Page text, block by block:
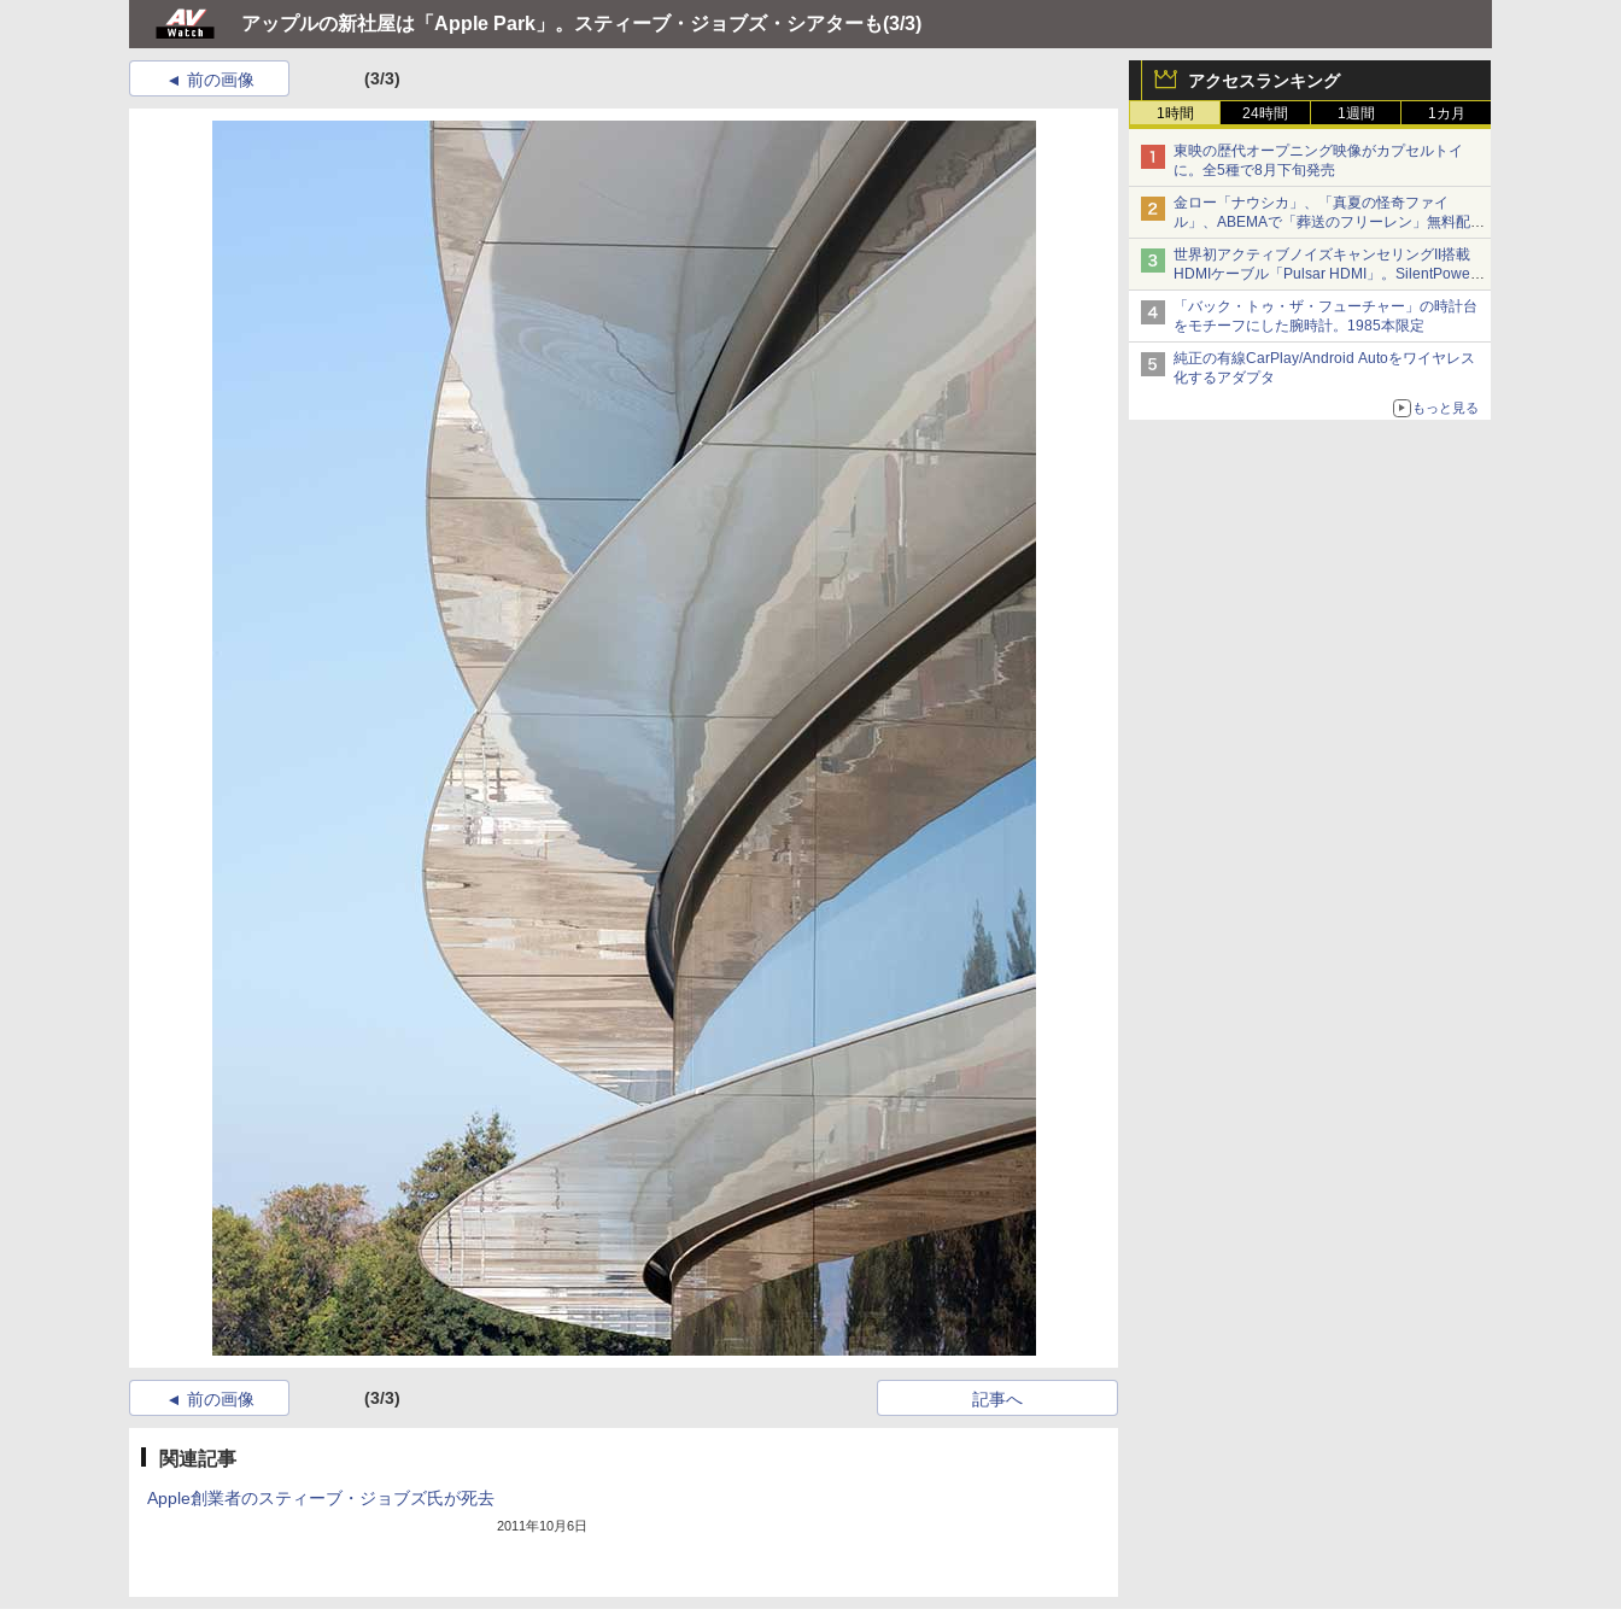
アップルの新社屋は「Apple Park」。スティーブ・ジョブズ・シアターも(3/3)
アクセスランキング
1時間 24時間 1週間 1カ月
東映の歴代オープニング映像がカプセルトイ
に。全5種で8月下旬発売
金ロー「ナウシカ」、「真夏の怪奇ファイ
ル」、ABEMAで「葬送のフリーレン」無料配信
など。夏の特番・配信情報
世界初アクティブノイズキャンセリングII搭載
HDMIケーブル「Pulsar HDMI」。SilentPower
から
「バック・トゥ・ザ・フューチャー」の時計台
をモチーフにした腕時計。1985本限定
純正の有線CarPlay/Android Autoをワイヤレス
化するアダプタ
もっと見る
前の画像 (3/3)
前の画像 (3/3) 記事へ
関連記事
Apple創業者のスティーブ・ジョブズ氏が死去
2011年10月6日